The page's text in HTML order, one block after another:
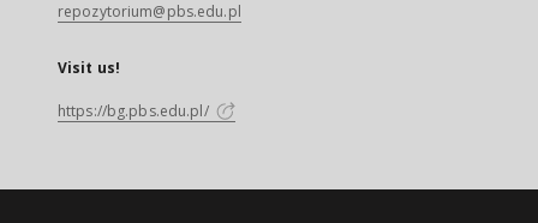
repozytorium@pbs.edu.pl
Visit us!
https://bg.pbs.edu.pl/